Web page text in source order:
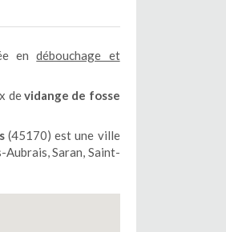
endébouchage et
devidange de fosse
(45170) est une ville
Saran, Saint-